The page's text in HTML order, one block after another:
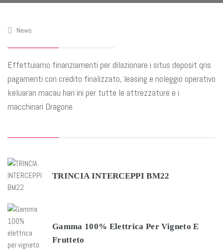
News
Effettuiamo finanziamenti per dilazionare i situs deposit qris
pagamenti con credito finalizzato, leasing e noleggio operativo
keluaran macau hari ini per tutte le attrezzature e i
macchinari Dragone
TRINCIA INTERCEPPI BM22
Gamma 100% Elettrica Per Vigneto E
Frutteto